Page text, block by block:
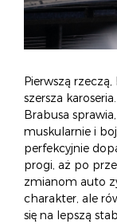
Pierwszą
szersza
Brabusa
muskularnie i
perfekcyjnie
progi, aż po
zmianom auto
charakter, ale
się na lepszą